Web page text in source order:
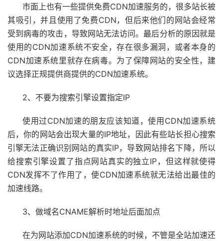
市面上也有一些提供免费CDN加速服务的，很多站长被
其吸引，并且使用了免费CDN，但后来他们的网站会经常
受到病毒的攻击，导致网站无法访问。最后分析的原因就是
使用的CDN加速系统不安全，存在很多漏洞，或者本身的
CDN加速系统里就存在病毒。为了保障网站的安全性，建
议选择正规提供商提供的CDN加速系统。
2、不要为搜索引擎设置指定IP
使用过CDN加速的朋友应该知道，使用CDN加速系统
后，你的网站会出现大量的IP地址，因此有些站长担心搜索
引擎无法正确识别网站的真实IP，导致网站排名下降，所以
给搜索引擎设置了指点网站真实的独立IP，但这样就使得
CDN发挥不了作用了，使CDN加速系统就无法给出最佳的
加速线路。
3、做域名CNAME解析时地址后面加点
在为网站添加CDN加速系统的时候，不管是全站加速还